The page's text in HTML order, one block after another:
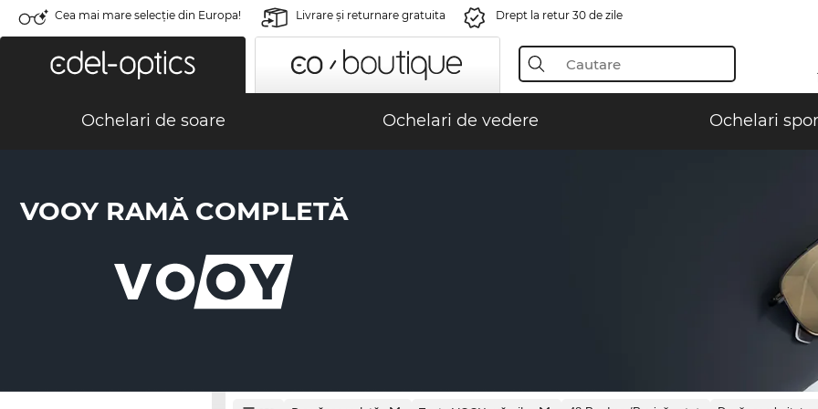
Cea mai mare selecție din Europa! Livrare şi returnare gratuita Drept la retur 30 de zile
Ochelari de soare Ochelari de vedere Ochelari
VOOY RAMĂ COMPLETĂ